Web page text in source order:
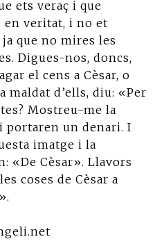
ets veraç i que
en veritat, i no et
que no mires les
Digues-nos, doncs,
el cens a Cèsar, o
maldat d’ells, diu: «Per
Mostreu-me la
portaren un denari. I
imatge i la
«De Cèsar». Llavors
coses de Cèsar a